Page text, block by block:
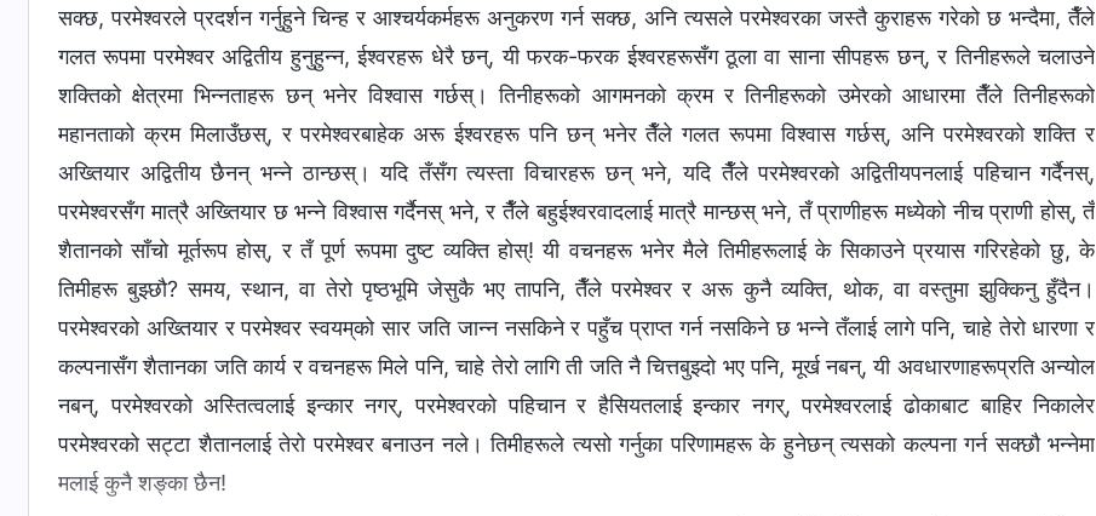
सक्छ, परमेश्‍वरले प्रदर्शन गर्नुहुने चिन्‍ह र आश्‍चर्यकर्महरू अनुकरण गर्न सक्छ, अनि त्यसले परमेश्‍वरका जस्तै कुराहरू गरेको छ भन्दैमा, तैँले
गलत रूपमा परमेश्‍वर अद्वितीय हुनुहुन्‍न, ईश्‍वरहरू धेरै छन्, यी फरक-फरक ईश्‍वरहरूसँग ठूला वा साना सीपहरू छन्, र तिनीहरूले चलाउने
शक्तिको क्षेत्रमा भिन्‍नताहरू छन् भनेर विश्‍वास गर्छस्। तिनीहरूको आगमनको क्रम र तिनीहरूको उमेरको आधारमा तैँले तिनीहरूको
महानताको क्रम मिलाउँछस्, र परमेश्‍वरबाहेक अरू ईश्‍वरहरू पनि छन् भनेर तैँले गलत रूपमा विश्‍वास गर्छस्, अनि परमेश्‍वरको शक्ति र
अख्‍तियार अद्वितीय छैनन् भन्‍ने ठान्छस्। यदि तँसँग त्यस्ता विचारहरू छन् भने, यदि तैँले परमेश्‍वरको अद्वितीयपनलाई पहिचान गर्दैनस्,
परमेश्‍वरसँग मात्रै अख्‍तियार छ भन्‍ने विश्‍वास गर्दैनस् भने, र तैँले बहुईश्‍वरवादलाई मात्रै मान्छस् भने, तँ प्राणीहरू मध्येको नीच प्राणी होस्, तँ
शैतानको साँचो मूर्तरूप होस्, र तँ पूर्ण रूपमा दुष्ट व्यक्ति होस्! यी वचनहरू भनेर मैले तिमीहरूलाई के सिकाउने प्रयास गरिरहेको छु, के
तिमीहरू बुझ्छौ? समय, स्थान, वा तेरो पृष्ठभूमि जेसुकै भए तापनि, तैँले परमेश्‍वर र अरू कुनै व्यक्ति, थोक, वा वस्तुमा झुक्‍किनु हुँदैन।
परमेश्‍वरको अख्‍तियार र परमेश्‍वर स्वयम्‌को सार जति जान्‍न नसकिने र पहुँच प्राप्त गर्न नसकिने छ भन्‍ने तँलाई लागे पनि, चाहे तेरो धारणा र
कल्‍पनासँग शैतानका जति कार्य र वचनहरू मिले पनि, चाहे तेरो लागि ती जति नै चित्तबुझ्‍दो भए पनि, मूर्ख नबन्, यी अवधारणाहरूप्रति अन्योल
नबन्, परमेश्‍वरको अस्तित्वलाई इन्कार नगर्, परमेश्‍वरको पहिचान र हैसियतलाई इन्कार नगर्, परमेश्‍वरलाई ढोकाबाट बाहिर निकालेर
परमेश्‍वरको सट्टा शैतानलाई तेरो परमेश्‍वर बनाउन नले। तिमीहरूले त्यसो गर्नुका परिणामहरू के हुनेछन् त्यसको कल्‍पना गर्न सक्छौ भन्‍नेमा
मलाई कुनै शङ्का छैन!